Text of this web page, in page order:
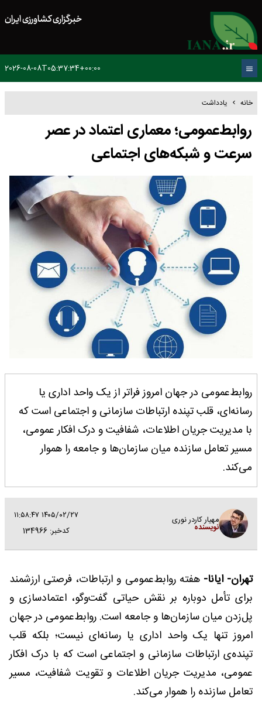
خبرگزاری کشاورزی ایران
2026-08-08T05:37:34+00:00
خانه یادداشت
روابط‌عمومی؛ معماری اعتماد در عصر
سرعت و شبکه‌های اجتماعی
روابط‌عمومی در جهان امروز فراتر از یک واحد اداری یا
رسانه‌ای، قلب تپنده ارتباطات سازمانی و اجتماعی است که
با مدیریت جریان اطلاعات، شفافیت و درک افکار عمومی،
مسیر تعامل سازنده میان سازمان‌ها و جامعه را هموار
می‌کند.
مهیار کاردر نوری
نویسنده
۱۴۰۵/۰۲/۲۷ ۱۱:۵۸:۴۷
کدخبر: 134966
تهران- ایانا-هفته روابط‌عمومی و ارتباطات، فرصتی ارزشمند
برای تأمل دوباره بر نقش حیاتی گفت‌وگو، اعتمادسازی و
پل‌زدن میان سازمان‌ها و جامعه است. روابط‌عمومی در جهان
امروز تنها یک واحد اداری یا رسانه‌ای نیست؛ بلکه قلب
تپنده‌ی ارتباطات سازمانی و اجتماعی است که با درک افکار
عمومی، مدیریت جریان اطلاعات و تقویت شفافیت، مسیر
تعامل سازنده را هموار می‌کند.